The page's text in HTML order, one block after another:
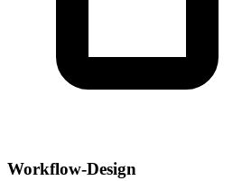
Workflow-Design